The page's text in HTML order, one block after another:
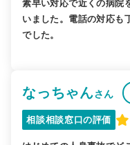
素早い対応で近くの病院
いました。電話の対応も
でした。
なっちゃんさん
相談相談窓口の評価